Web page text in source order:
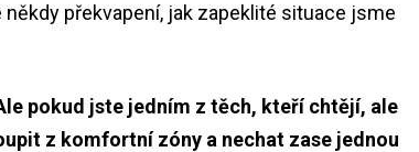
překvapení, jak zapeklité situace jsme
pokud jste jedním z těch, kteří chtějí, ale
z komfortní zóny a nechat zase jednou